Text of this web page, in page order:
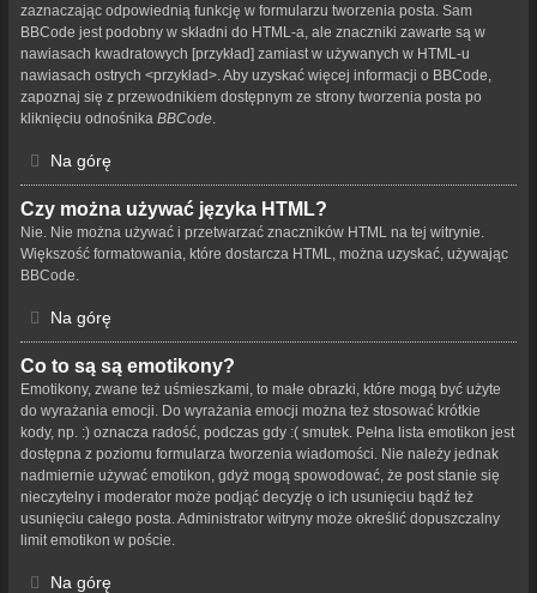
zaznaczając odpowiednią funkcję w formularzu tworzenia posta. Sam
BBCode jest podobny w składni do HTML-a, ale znaczniki zawarte są w
nawiasach kwadratowych [przykład] zamiast w używanych w HTML-u
nawiasach ostrych <przykład>. Aby uzyskać więcej informacji o BBCode,
zapoznaj się z przewodnikiem dostępnym ze strony tworzenia posta po
kliknięciu odnośnika BBCode
Na górę
Czy można używać języka HTML?
Nie. Nie można używać i przetwarzać znaczników HTML na tej witrynie.
Większość formatowania, które dostarcza HTML, można uzyskać, używając
BBCode.
Na górę
Co to są są emotikony?
Emotikony, zwane też uśmieszkami, to małe obrazki, które mogą być użyte
do wyrażania emocji. Do wyrażania emocji można też stosować krótkie
kody, np. :) oznacza radość, podczas gdy :( smutek. Pełna lista emotikon jest
dostępna z poziomu formularza tworzenia wiadomości. Nie należy jednak
nadmiernie używać emotikon, gdyż mogą spowodować, że post stanie się
nieczytelny i moderator może podjąć decyzję o ich usunięciu bądź też
usunięciu całego posta. Administrator witryny może określić dopuszczalny
limit emotikon w poście.
Na górę